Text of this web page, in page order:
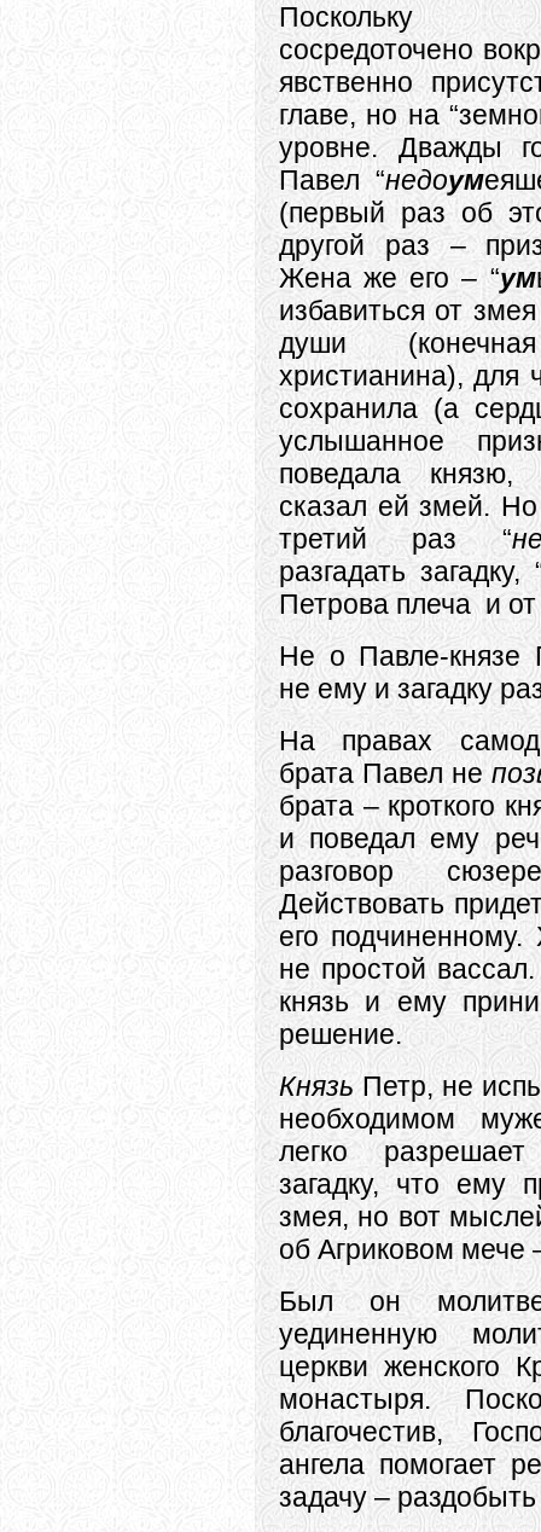
Поскольку
сосредоточено
явственно
главе, но на
уровне. Дважды
Павел “недоум
(первый раз об
другой раз –
Жена же его – “ум
избавиться от
души
христианина), для
сохранила (а
услышанное
поведала
сказал ей змей.
третий раз “
разгадать
Петрова плеча и от
Не о Павле-князе
не ему и загадку
На правах
брата Павел не
брата – кроткого
и поведал ему
разговор
Действовать
его
не простой
князь и ему
решение.
КнязьПетр, не
необходимом
легко
загадку, что ему
змея, но вот
об Агриковом мече
Был он
уединенную
церкви женского
монастыря.
благочестив,
ангела помогает
задачу –